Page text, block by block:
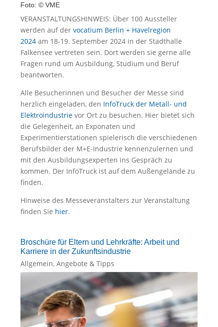
Foto: © VME
VERANSTALTUNGSHINWEIS: Über 100 Aussteller
werden auf der vocatium Berlin + Havelregion
2024 am 18-19. September 2024 in der Stadthalle
Falkensee vertreten sein. Dort werden sie gerne alle
Fragen rund um Ausbildung, Studium und Beruf
beantworten.
Alle Besucherinnen und Besucher der Messe sind
herzlich eingeladen, den InfoTruck der Metall- und
Elektroindustrie vor Ort zu besuchen. Hier bietet sich
die Gelegenheit, an Exponaten und
Experimentierstationen spielerisch die verschiedenen
Berufsbilder der M+E-Industrie kennenzulernen und
mit den Ausbildungsexperten ins Gespräch zu
kommen. Der InfoTruck ist auf dem Außengelände zu
finden.
Hinweise des Messeveranstalters zur Veranstaltung
finden Sie hier.
Broschüre für Eltern und Lehrkräfte: Arbeit und
Karriere in der Zukunftsindustrie
Allgemein, Angebote & Tipps